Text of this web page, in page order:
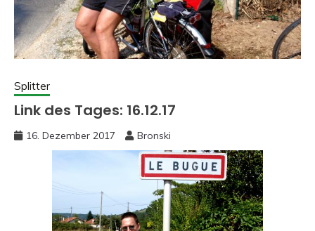
Splitter
Link des Tages: 16.12.17
16. Dezember 2017 Bronski